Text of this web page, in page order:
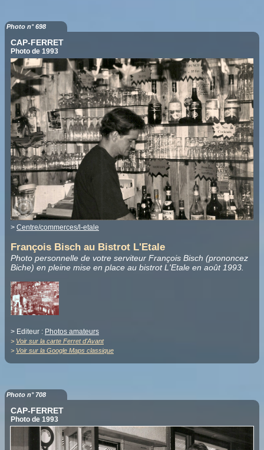
Photo n° 698
CAP-FERRET
Photo de 1993
> Centre/commerces/l-etale
François Bisch au Bistrot L'Etale
Photo personnelle de votre serviteur François Bisch (prononcez
Biche) en pleine mise en place au bistrot L'Etale en août 1993.
> Editeur : Photos amateurs
> Voir sur la carte Ferret d'Avant
> Voir sur la Google Maps classique
Photo n° 708
CAP-FERRET
Photo de 1993